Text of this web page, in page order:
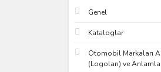
Genel
Kataloglar
Otomobil Markaları
(Logoları) ve